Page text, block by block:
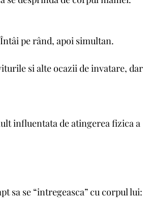
pe rând, apoi simultan.
si alte ocazii de invatare, dar
influentata de atingerea fizica a
sa se “intregeasca” cu corpul lui: